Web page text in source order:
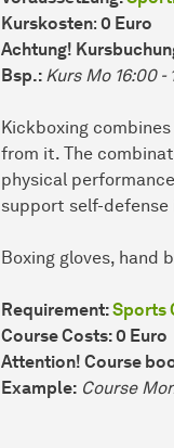
Kurskosten: 0 Euro
Achtung!
Bsp.: Kurs Mo 16:00 -
Kickboxing
from it. The
physical
support self-defense
Boxing gloves, hand
Requirement:Sports
Course Costs: 0 Euro
Attention! Course
Example: Course